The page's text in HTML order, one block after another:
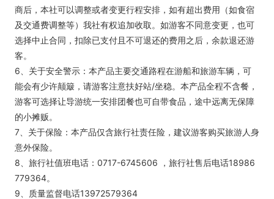
商后，本社可以调整或者变更行程安排，如有超出费用（如食宿
及交通费调整等）我社有权追加收取。如游客不同意变更，也可
选择中止合同，扣除已支付且不可退还的费用之后，余款退还游
客。
6、关于安全警示：本产品主要交通路程在游船和旅游车辆，可
能会有少许颠簸，请游客注意扶好站/坐稳。本产品全程不含餐，
游客可选择让导游统一安排团餐也可自带食品，途中远离无保障
的小摊贩。
7、关于保险：本产品仅含旅行社责任险，建议游客购买旅游人身
意外保险。
8、旅行社值班电话：0717-6745606 ，旅行社售后电话18986
779364。
9、质量监督电话13972579364